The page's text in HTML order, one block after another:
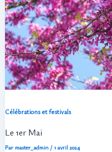
Célébrations et festivals
Le 1er Mai
Par master_admin / 1 avril 2024